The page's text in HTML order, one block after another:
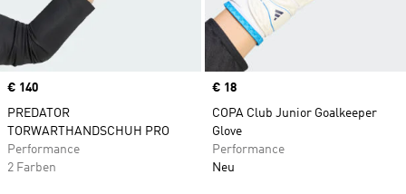
Price
€ 140
PREDATOR
TORWARTHANDSCHUH PRO
Performance
2 Farben
Price
€ 18
COPA Club Junior Goalkeeper
Glove
Performance
Neu